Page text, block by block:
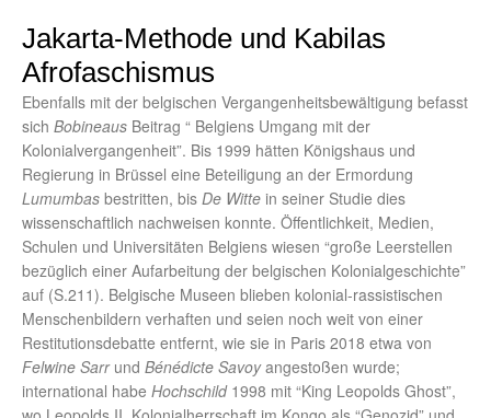
Jakarta-Methode und Kabilas
Afrofaschismus
Ebenfalls mit der belgischen Vergangenheitsbewältigung befasst
sich Bobineaus Beitrag “ Belgiens Umgang mit der
Kolonialvergangenheit”. Bis 1999 hätten Königshaus und
Regierung in Brüssel eine Beteiligung an der Ermordung
Lumumbas bestritten, bis De Witte in seiner Studie dies
wissenschaftlich nachweisen konnte. Öffentlichkeit, Medien,
Schulen und Universitäten Belgiens wiesen “große Leerstellen
bezüglich einer Aufarbeitung der belgischen Kolonialgeschichte”
auf (S.211). Belgische Museen blieben kolonial-rassistischen
Menschenbildern verhaften und seien noch weit von einer
Restitutionsdebatte entfernt, wie sie in Paris 2018 etwa von
Felwine Sarr und Bénédicte Savoyangestoßen wurde;
international habe Hochschild 1998 mit “King Leopolds Ghost”,